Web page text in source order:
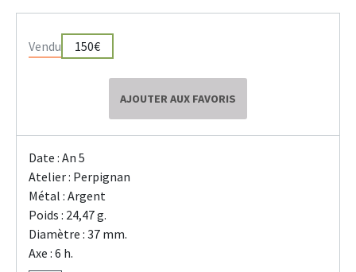
Vendu 150€
AJOUTER AUX FAVORIS
Date : An 5
Atelier : Perpignan
Métal : Argent
Poids : 24,47 g.
Diamètre : 37 mm.
Axe : 6 h.